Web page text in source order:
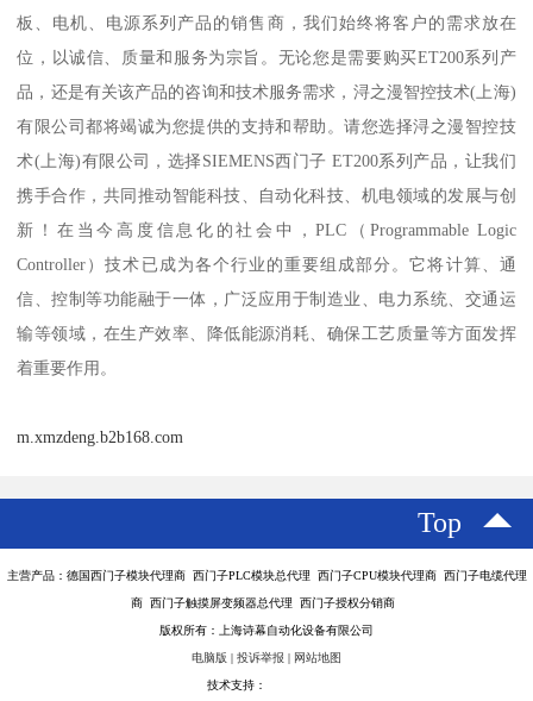
板、电机、电源系列产品的销售商，我们始终将客户的需求放在
位，以诚信、质量和服务为宗旨。无论您是需要购买ET200系列产
品，还是有关该产品的咨询和技术服务需求，浔之漫智控技术(上海)
有限公司都将竭诚为您提供的支持和帮助。请您选择浔之漫智控技
术(上海)有限公司，选择SIEMENS西门子 ET200系列产品，让我们
携手合作，共同推动智能科技、自动化科技、机电领域的发展与创
新！在当今高度信息化的社会中，PLC（Programmable Logic
Controller）技术已成为各个行业的重要组成部分。它将计算、通
信、控制等功能融于一体，广泛应用于制造业、电力系统、交通运
输等领域，在生产效率、降低能源消耗、确保工艺质量等方面发挥
着重要作用。
m.xmzdeng.b2b168.com
Top
主营产品：德国西门子模块代理商 西门子PLC模块总代理 西门子CPU模块代理商 西门子电缆代理
商 西门子触摸屏变频器总代理 西门子授权分销商
版权所有：上海诗幕自动化设备有限公司
电脑版 | 投诉举报 | 网站地图
技术支持：